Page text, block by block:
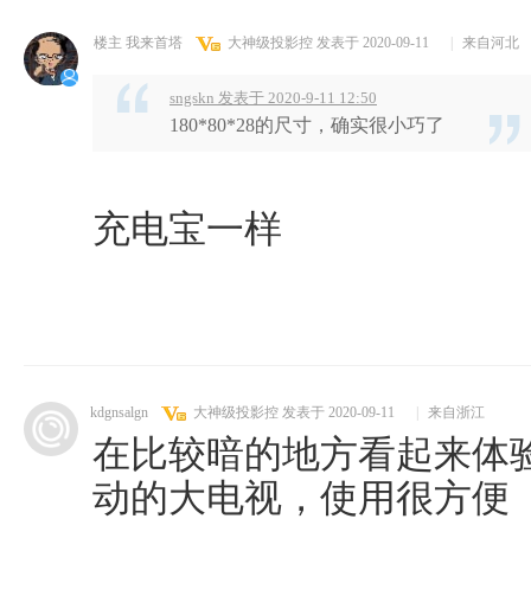
楼主 我来首塔 大神级投影控 发表于 2020-09-11 来自河北
sngskn 发表于 2020-9-11 12:50
180*80*28的尺寸，确实很小巧了
充电宝一样
kdgnsalgn 大神级投影控 发表于 2020-09-11 来自浙江
在比较暗的地方看起来体
动的大电视，使用很方便